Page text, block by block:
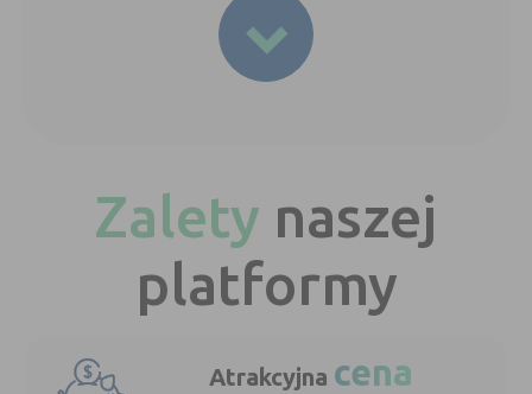
Zalety naszej
platformy
Atrakcyjna cena